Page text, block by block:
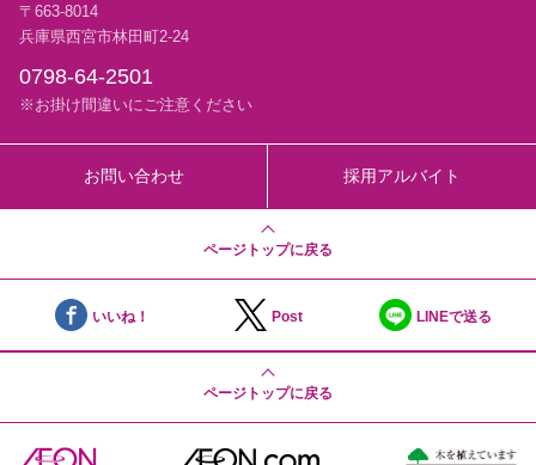
〒663-8014
兵庫県西宮市林田町2-24
0798-64-2501
※お掛け間違いにご注意ください
お問い合わせ 採用アルバイト
ページトップに戻る
いいね！ Post LINEで送る
ページトップに戻る